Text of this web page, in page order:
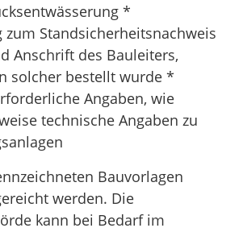
*
zum Standsicherheitsnachweis
Anschrift des Bauleiters,
solcher bestellt wurde *
Angaben, wie
technische Angaben zu
Bauvorlagen
werden. Die
kann bei Bedarf im